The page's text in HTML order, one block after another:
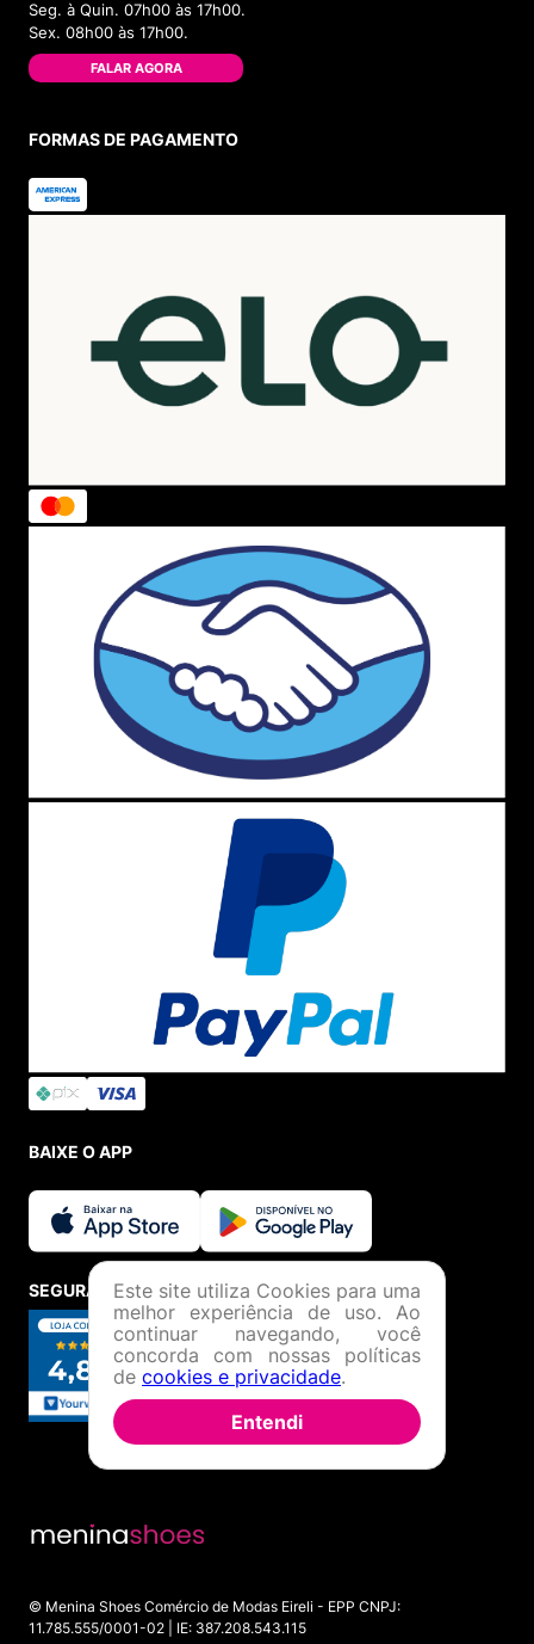
Seg. à Quin. 07h00 às 17h00.
Sex. 08h00 às 17h00.
FALAR AGORA
FORMAS DE PAGAMENTO
BAIXE O APP
SEGURANÇA E CREDIBILIDADE
© Menina Shoes Comércio de Modas Eireli - EPP CNPJ:
11.785.555/0001-02 | IE: 387.208.543.115
Este site utiliza Cookies para uma
melhor experiência de uso. Ao
continuar navegando, você
concorda com nossas políticas
de cookies e privacidade.
Entendi